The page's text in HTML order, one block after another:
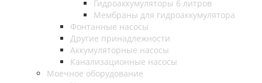
Гидроаккумуляторы 6 литров
Мембраны для гидроаккумулятора
Фонтанные насосы
Другие принадлежности
Аккумуляторные насосы
Канализационные насосы
Моечное оборудование